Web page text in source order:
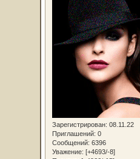
Зарегистрирован: 08.11.22
Приглашений: 0
Сообщений: 6396
Уважение: [+4693/-8]